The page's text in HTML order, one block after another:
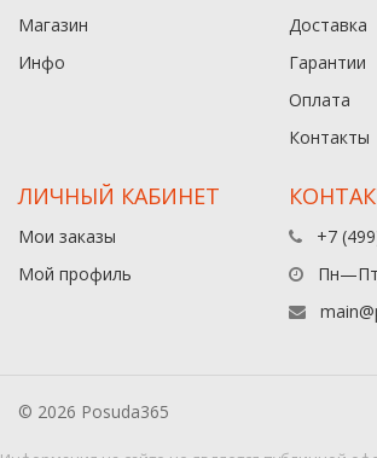
Магазин
Инфо
Доставка
Гарантии
Оплата
Контакты
ЛИЧНЫЙ КАБИНЕТ
Мои заказы
Мой профиль
+7
© 2026 Posuda365